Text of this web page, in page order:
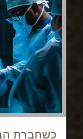
כשחברת